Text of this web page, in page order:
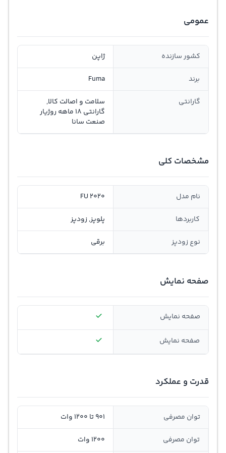
عمومی
کشور سازنده ژاپن
برند Fuma
گارانتی
سلامت و اصالت کالا,
گارانتی 18 ماهه روژیار
صنعت سانا
مشخصات کلی
نام مدل FU 2020
کاربردها پلوپز, زودپز
نوع زودپز برقی
صفحه نمایش
صفحه نمایش
صفحه نمایش
قدرت و عملکرد
توان مصرفی 901 تا 1200 وات
توان مصرفی 1200 وات